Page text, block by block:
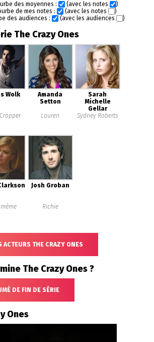
des moyennes : (avec les notes
)
de mes notes :
(avec les notes
)
des audiences :
(avec les audiences )
The Crazy Ones
Wolk
Amanda
Setton
Lauren
Sarah
Michelle
Gellar
Sydney Roberts
Josh Groban
Richie
ACTEURS THE CRAZY ONES
The Crazy Ones ?
DE FIN DE SÉRIE
Ones